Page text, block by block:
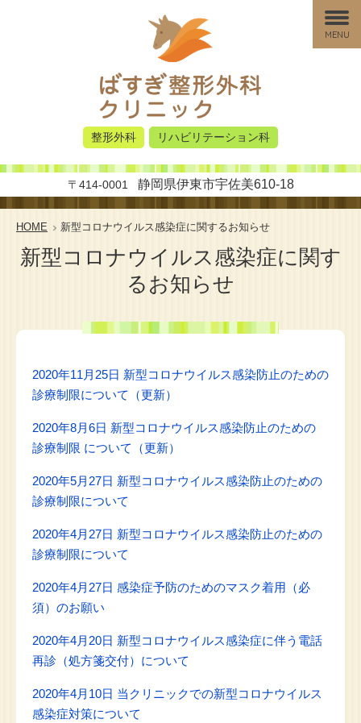
整形外科 リハビリテーション科
〒414-0001 静岡県伊東市宇佐美610-18
MENU
HOME 新型コロナウイルス感染症に関するお知らせ
新型コロナウイルス感染症に関す
るお知らせ
2020年11月25日 新型コロナウイルス感染防止のための
診療制限について（更新）
2020年8月6日 新型コロナウイルス感染防止のための
診療制限 について（更新）
2020年5月27日 新型コロナウイルス感染防止のための
診療制限について
2020年4月27日 新型コロナウイルス感染防止のための
診療制限について
2020年4月27日 感染症予防のためのマスク着用（必
須）のお願い
2020年4月20日 新型コロナウイルス感染症に伴う電話
再診（処方箋交付）について
2020年4月10日 当クリニックでの新型コロナウイルス
感染症対策について